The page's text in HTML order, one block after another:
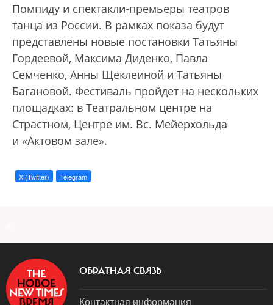
Помпиду и спектакли-премьеры театров
танца из России. В рамках показа будут
представлены новые постановки Татьяны
Гордеевой, Максима Диденко, Павла
Семченко, Анны Щеклеиной и Татьяны
Багановой. Фестиваль пройдет на нескольких
площадках: в Театральном центре на
Страстном, Центре им. Вс. Мейерхольда
и «Актовом зале».
X (Twitter) Telegram
ОБРАТНАЯ СВЯЗЬ
Контактная информация